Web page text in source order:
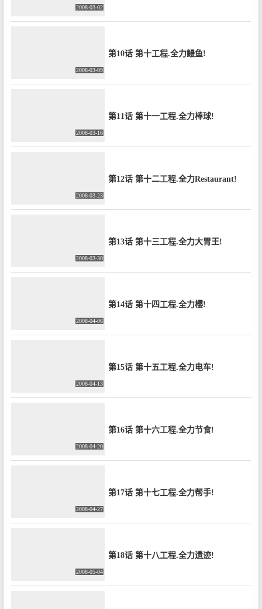
2008-03-02
2008-03-09
第10话 第十工程.全力鳗鱼!
2008-03-16
第11话 第十一工程.全力棒球!
2008-03-23
第12话 第十二工程.全力Restaurant!
2008-03-30
第13话 第十三工程.全力大胃王!
2008-04-06
第14话 第十四工程.全力樱!
2008-04-13
第15话 第十五工程.全力电车!
2008-04-20
第16话 第十六工程.全力节食!
2008-04-27
第17话 第十七工程.全力帮手!
2008-05-04
第18话 第十八工程.全力遗迹!